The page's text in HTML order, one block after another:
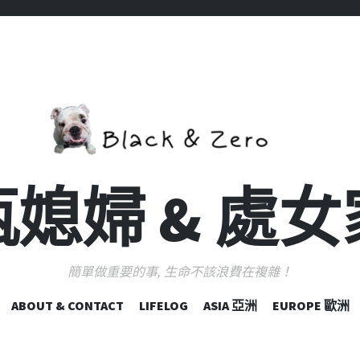
婦 & 處
簡單做重要的事, 生命不該浪費在複雜！
跳
ABOUT & CONTACT LIFELOG ASIA 亞洲 EUROPE 歐洲